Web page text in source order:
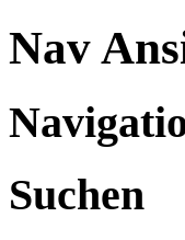
Nav
Suchen